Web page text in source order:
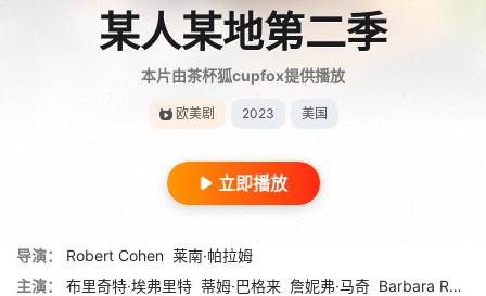
某人某地第二季
本片由茶杯狐cupfox提供播放
欧美剧 2023 美国
立即播放
导演： Robert Cohen 莱南·帕拉姆
主演：
布里奇特·埃弗里特 蒂姆·巴格来 詹妮弗·马奇 Barbara Robertson